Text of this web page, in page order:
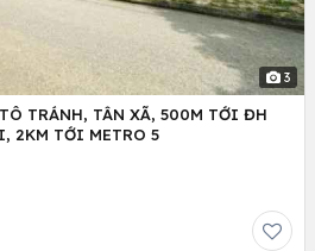
3
TRÁNH, TÂN XÃ, 500M TỚI ĐH
2KM TỚI METRO 5